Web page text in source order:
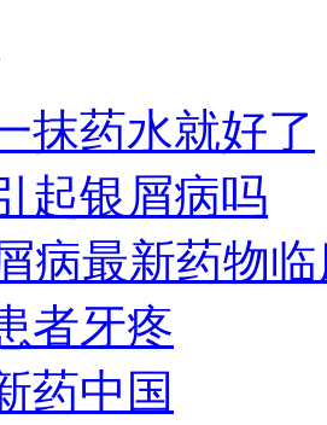
抹药水就好了
起银屑病吗
病最新药物
者牙疼
药中国